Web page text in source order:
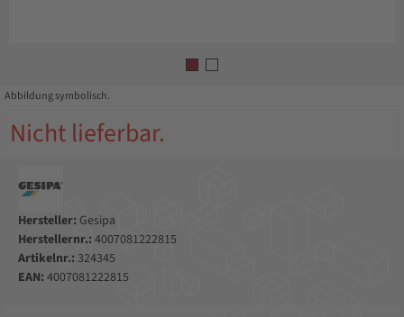
Abbildung symbolisch.
Nicht lieferbar.
Hersteller: Gesipa
Herstellernr.: 4007081222815
Artikelnr.: 324345
EAN: 4007081222815